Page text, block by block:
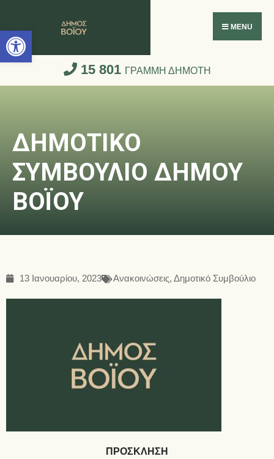
Ανοίξτε τη γραμμή εργαλείων
MENU
15 801 ΓΡΑΜΜΗ ΔΗΜΟΤΗ
ΔΗΜΟΤΙΚΟ
ΣΥΜΒΟΥΛΙΟ ΔΗΜΟΥ
ΒΟΪΟΥ
13 Ιανουαρίου, 2023 Ανακοινώσεις,Δημοτικό Συμβούλιο
ΠΡΟΣΚΛΗΣΗ